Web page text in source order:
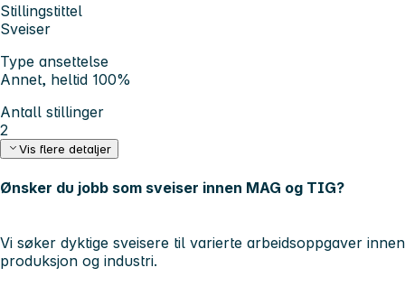
Stillingstittel
Sveiser
Type ansettelse
Annet, heltid 100%
Antall stillinger
2
Vis flere detaljer
Ønsker du jobb som sveiser innen MAG og TIG?
Vi søker dyktige sveisere til varierte arbeidsoppgaver innen
produksjon og industri.